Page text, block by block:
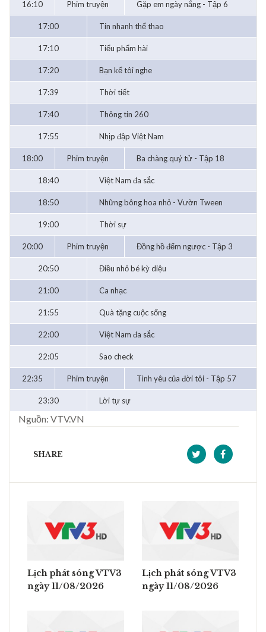
16:10 Phim truyện Gặp em ngày nắng - Tập 6
17:00 Tin nhanh thể thao
17:10 Tiểu phẩm hài
17:20 Bạn kể tôi nghe
17:39 Thời tiết
17:40 Thông tin 260
17:55 Nhịp đập Việt Nam
18:00 Phim truyện Ba chàng quý tử - Tập 18
18:40 Việt Nam đa sắc
18:50 Những bông hoa nhỏ - Vườn Tween
19:00 Thời sự
20:00 Phim truyện Đồng hồ đếm ngược - Tập 3
20:50 Điều nhỏ bé kỳ diệu
21:00 Ca nhạc
21:55 Quà tặng cuộc sống
22:00 Việt Nam đa sắc
22:05 Sao check
22:35 Phim truyện Tình yêu của đời tôi - Tập 57
23:30 Lời tự sự
Nguồn: VTV.VN
SHARE
Lịch phát sóng VTV3
ngày 11/08/2026
Lịch phát sóng VTV3
ngày 11/08/2026